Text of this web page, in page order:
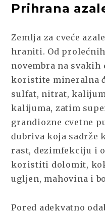
Prihrana
Zemlja za cveće
hraniti. Od prolećnih
novembra na svakih
koristite mineralna
sulfat, nitrat,
kalijuma, zatim
grandiozne cvetne
đubriva koja sadrže
rast, dezimfekciju i
koristiti dolomit,
ugljen, mahovina i
Pored adekvatno